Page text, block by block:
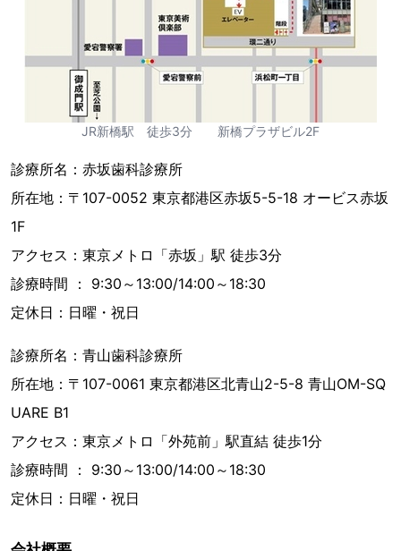
JR新橋駅 徒歩3分 新橋プラザビル2F
診療所名：赤坂歯科診療所
所在地：〒107-0052 東京都港区赤坂5-5-18 オービス赤坂
1F
アクセス：東京メトロ「赤坂」駅 徒歩3分
診療時間 ： 9:30～13:00/14:00～18:30
定休日：日曜・祝日
診療所名：青山歯科診療所
所在地：〒107-0061 東京都港区北青山2-5-8 青山OM-SQ
UARE B1
アクセス：東京メトロ「外苑前」駅直結 徒歩1分
診療時間 ： 9:30～13:00/14:00～18:30
定休日：日曜・祝日